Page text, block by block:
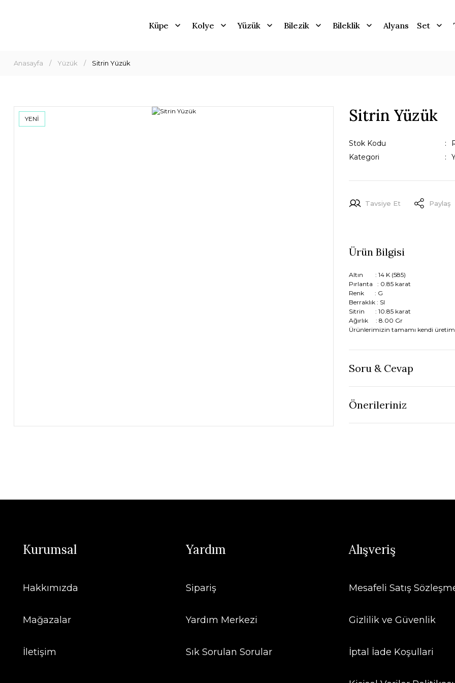
Küpe Kolye Yüzük Bilezik Bileklik Alyans Set
Anasayfa Yüzük Sitrin Yüzük
YENİ Sitrin Yüzük
Stok Kodu
Kategori
Tavsiye Et Paylaş
Ürün Bilgisi
Altın : 14 K (585)
Pırlanta : 0.85 karat
Renk : G
Berraklık : SI
Sitrin : 10.85 karat
Ağırlık : 8.00 Gr
Ürünlerimizin tamamı kendi
Soru & Cevap
Önerileriniz
Kurumsal
Hakkımızda
Mağazalar
İletişim
Yardım
Sipariş
Yardım Merkezi
Sık Sorulan Sorular
Alışveriş
Mesafeli Satış
Gizlilik ve Güvenlik
İptal İade Koşullari